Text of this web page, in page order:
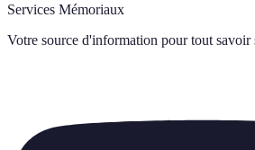
Services Mémoriaux
Votre source d'information pour tout savoir